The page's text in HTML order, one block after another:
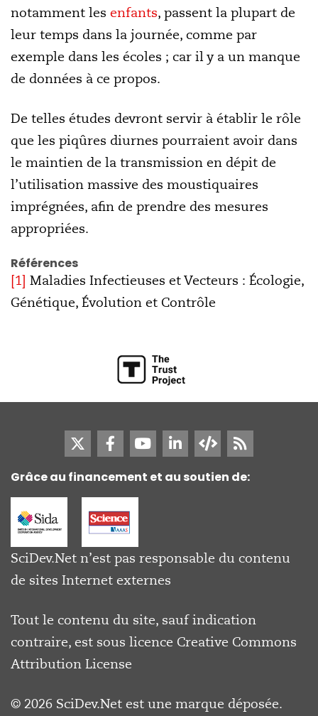
notamment les enfants, passent la plupart de
leur temps dans la journée, comme par
exemple dans les écoles ; car il y a un manque
de données à ce propos.
De telles études devront servir à établir le rôle
que les piqûres diurnes pourraient avoir dans
le maintien de la transmission en dépit de
l’utilisation massive des moustiquaires
imprégnées, afin de prendre des mesures
appropriées.
Références
[1] Maladies Infectieuses et Vecteurs : Écologie,
Génétique, Évolution et Contrôle
Grâce au financement et au soutien de:
SciDev.Net n’est pas responsable du contenu
de sites Internet externes
Tout le contenu du site, sauf indication
contraire, est sous licence Creative Commons
Attribution License
© 2026 SciDev.Net est une marque déposée.